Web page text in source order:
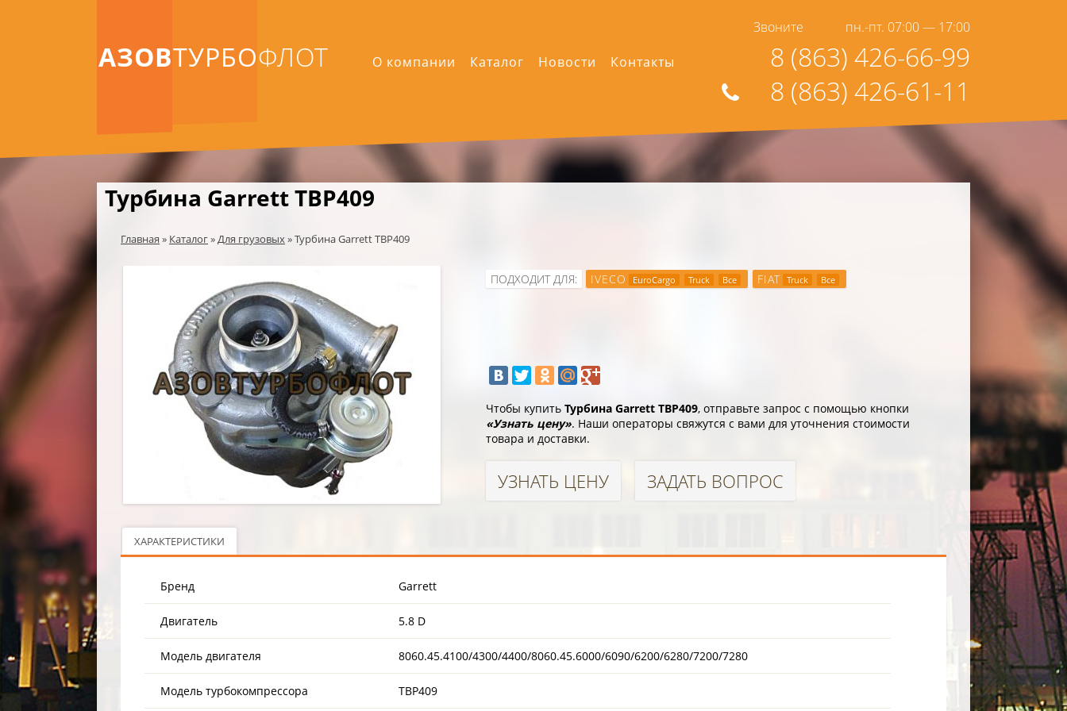
АЗОВТУРБОФЛОТ
Звоните пн.-пт. 07:00 — 17:00
8 (863) 426-66-99
8 (863) 426-61-11
Контакты
Новости
Каталог
О компании
Турбина Garrett TBP409
Главная » Каталог»Для грузовых»Турбина Garrett TBP409
ПОДХОДИТ ДЛЯ: IVECO EuroCargo Truck Все FIAT Truck Все
Чтобы купить Турбина Garrett TBP409, отправьте запрос с помощью кнопки
«Узнать цену». Наши операторы свяжутся с вами для уточнения стоимости
товара и доставки.
УЗНАТЬ ЦЕНУ ЗАДАТЬ ВОПРОС
ХАРАКТЕРИСТИКИ
Бренд Garrett
Двигатель 5.8 D
Модель двигателя 8060.45.4100/4300/4400/8060.45.6000/6090/6200/6280/7200/7280
Модель турбокомпрессора TBP409